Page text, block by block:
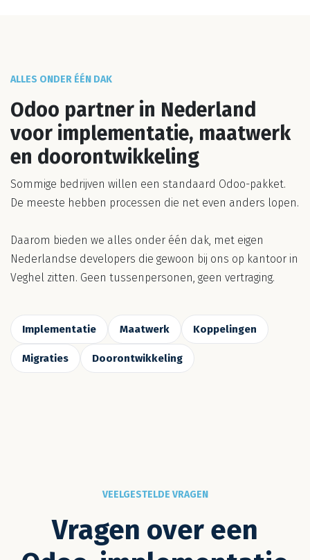
ALLES ONDER ÉÉN DAK
De meeste hebben processen die net even anders lopen.
Daarom bieden we alles onder één dak, met eigen
Nederlandse developers die gewoon bij ons op kantoor in